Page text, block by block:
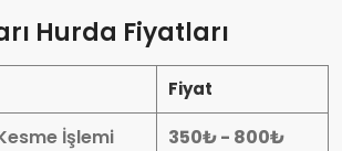
Hurda Fiyatları
Fiyat
İşlemi
350₺ - 800₺